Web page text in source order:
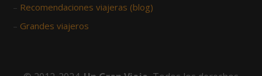
– Recomendaciones viajeras (blog)
– Grandes viajeros